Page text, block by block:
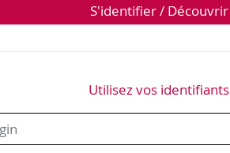
S'identifier / Découvrir
Utilisez vos identifiants